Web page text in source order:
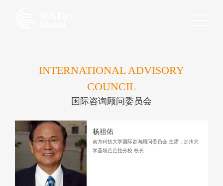
INTERNATIONAL ADVISORY
COUNCIL
国际咨询顾问委员会
杨祖佑
南方科技大学国际咨询顾问委员会 主席；加州大
学圣塔芭芭拉分校 校长